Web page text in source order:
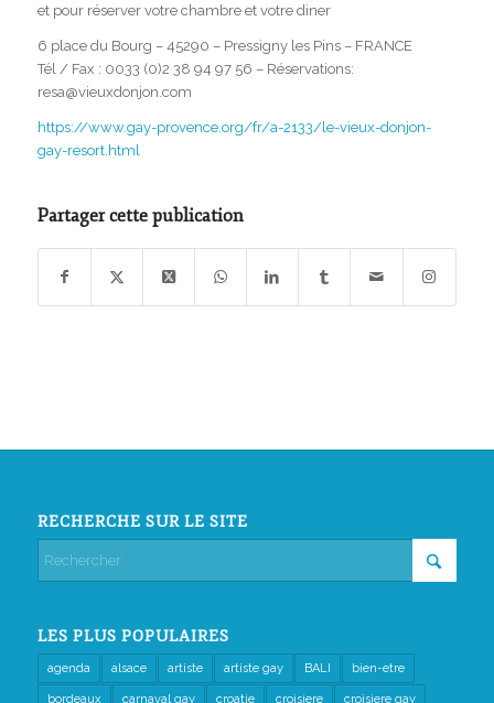
et pour réserver votre chambre et votre diner
6 place du Bourg – 45290 – Pressigny les Pins – FRANCE
Tél / Fax : 0033 (0)2 38 94 97 56 – Réservations:
resa@vieuxdonjon.com
https://www.gay-provence.org/fr/a-2133/le-vieux-donjon-
gay-resort.html
Partager cette publication
RECHERCHE SUR LE SITE
LES PLUS POPULAIRES
agenda alsace artiste artiste gay BALI bien-etre
bordeaux carnaval gay croatie croisiere croisiere gay